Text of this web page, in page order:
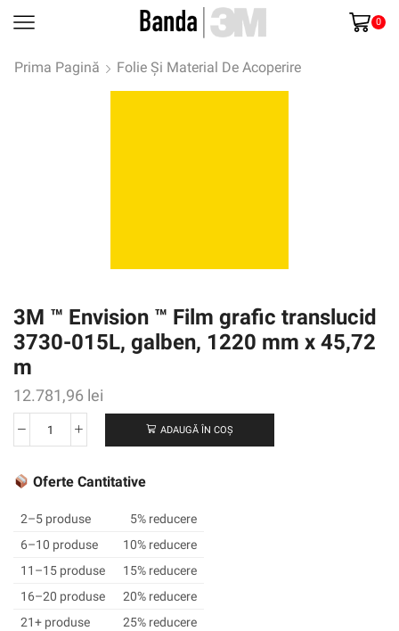
0
Prima Pagină Folie Și Material De Acoperire
3M ™ Envision ™ Film grafic translucid
3730-015L, galben, 1220 mm x 45,72
m
12.781,96 lei
Cantitate
™
™
Film
grafic
translucid
3730-
015L,
ADAUGĂ ÎN COȘ
Oferte Cantitative
2–5 produse
5% reducere
6–10 produse
10% reducere
11–15 produse
15% reducere
16–20 produse
20% reducere
21+ produse
25% reducere